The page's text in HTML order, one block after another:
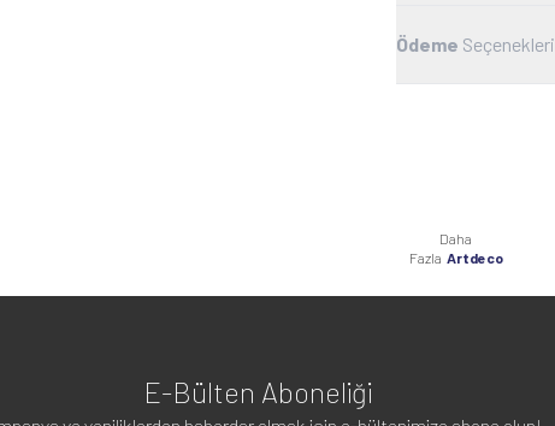
Ödeme Seçenekleri
Daha
Fazla Artdeco
E-Bülten Aboneliği